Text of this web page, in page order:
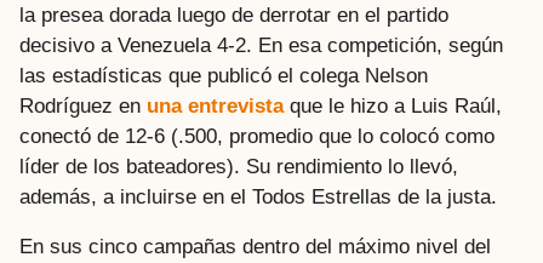
la presea dorada luego de derrotar en el partido
decisivo a Venezuela 4-2. En esa competición, según
las estadísticas que publicó el colega Nelson
Rodríguez en una entrevistaque le hizo a Luis Raúl,
conectó de 12-6 (.500, promedio que lo colocó como
líder de los bateadores). Su rendimiento lo llevó,
además, a incluirse en el Todos Estrellas de la justa.
En sus cinco campañas dentro del máximo nivel del